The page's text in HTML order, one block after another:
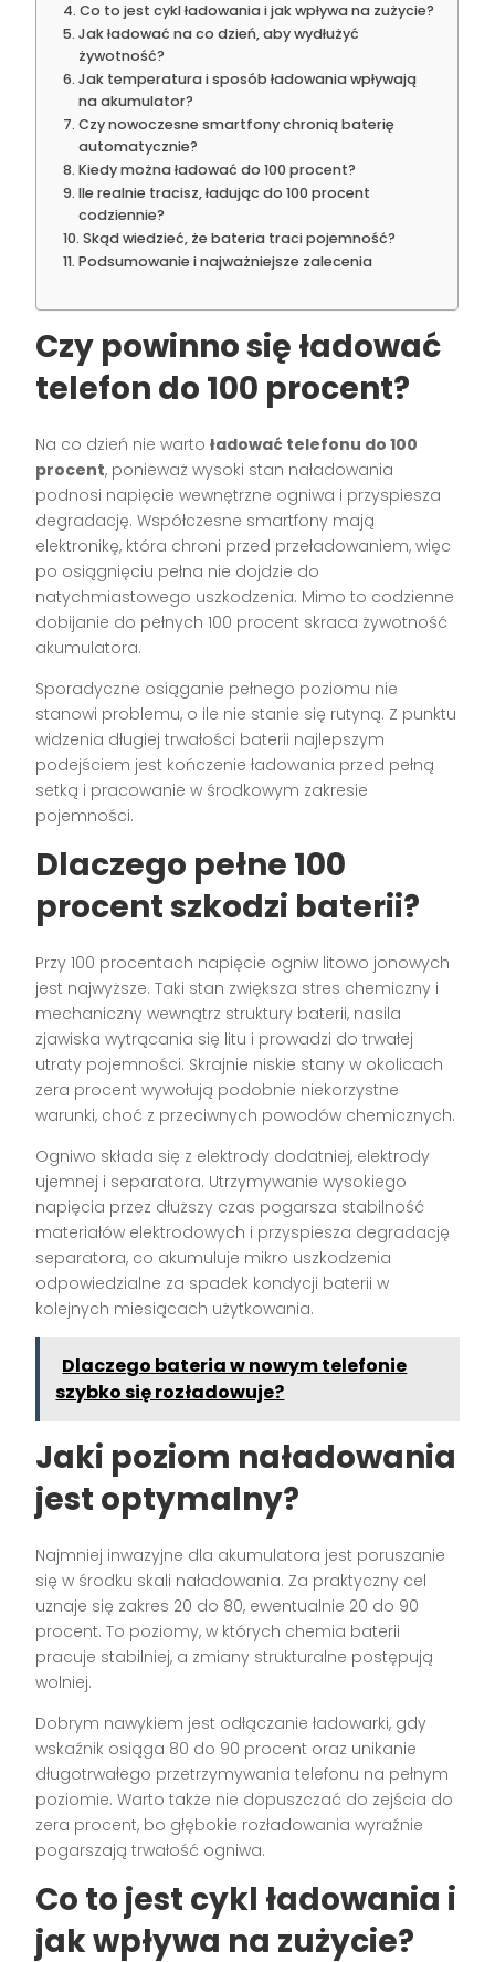
Co to jest cykl ładowania i jak wpływa na zużycie?
Jak ładować na co dzień, aby wydłużyć
żywotność?
Jak temperatura i sposób ładowania wpływają
na akumulator?
Czy nowoczesne smartfony chronią baterię
automatycznie?
Kiedy można ładować do 100 procent?
Ile realnie tracisz, ładując do 100 procent
codziennie?
Skąd wiedzieć, że bateria traci pojemność?
Podsumowanie i najważniejsze zalecenia
Czy powinno się ładować
telefon do 100 procent?
Na co dzień nie wartoładować telefonu do 100
procent, ponieważ wysoki stan naładowania
podnosi napięcie wewnętrzne ogniwa i przyspiesza
degradację. Współczesne smartfony mają
elektronikę, która chroni przed przeładowaniem, więc
po osiągnięciu pełna nie dojdzie do
natychmiastowego uszkodzenia. Mimo to codzienne
dobijanie do pełnych 100 procent skraca żywotność
akumulatora.
Sporadyczne osiąganie pełnego poziomu nie
stanowi problemu, o ile nie stanie się rutyną. Z punktu
widzenia długiej trwałości baterii najlepszym
podejściem jest kończenie ładowania przed pełną
setką i pracowanie w środkowym zakresie
pojemności.
Dlaczego pełne 100
procent szkodzi baterii?
Przy 100 procentach napięcie ogniw litowo jonowych
jest najwyższe. Taki stan zwiększa stres chemiczny i
mechaniczny wewnątrz struktury baterii, nasila
zjawiska wytrącania się litu i prowadzi do trwałej
utraty pojemności. Skrajnie niskie stany w okolicach
zera procent wywołują podobnie niekorzystne
warunki, choć z przeciwnych powodów chemicznych.
Ogniwo składa się z elektrody dodatniej, elektrody
ujemnej i separatora. Utrzymywanie wysokiego
napięcia przez dłuższy czas pogarsza stabilność
materiałów elektrodowych i przyspiesza degradację
separatora, co akumuluje mikro uszkodzenia
odpowiedzialne za spadek kondycji baterii w
kolejnych miesiącach użytkowania.
Dlaczego bateria w nowym telefonie
szybko się rozładowuje?
Jaki poziom naładowania
jest optymalny?
Najmniej inwazyjne dla akumulatora jest poruszanie
się w środku skali naładowania. Za praktyczny cel
uznaje się zakres 20 do 80, ewentualnie 20 do 90
procent. To poziomy, w których chemia baterii
pracuje stabilniej, a zmiany strukturalne postępują
wolniej.
Dobrym nawykiem jest odłączanie ładowarki, gdy
wskaźnik osiąga 80 do 90 procent oraz unikanie
długotrwałego przetrzymywania telefonu na pełnym
poziomie. Warto także nie dopuszczać do zejścia do
zera procent, bo głębokie rozładowania wyraźnie
pogarszają trwałość ogniwa.
Co to jest cykl ładowania i
jak wpływa na zużycie?